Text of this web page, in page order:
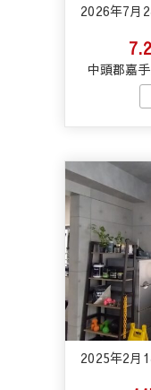
2026年7月
中頭郡嘉
2025年2月